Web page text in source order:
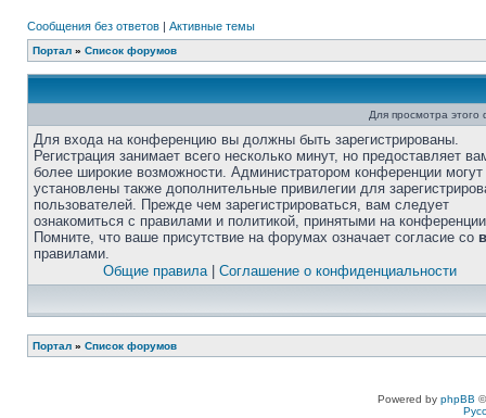
Сообщения без ответов | Активные темы
Портал » Список форумов
Для просмотра
Для входа на конференцию вы должны быть зарегистрированы.
Регистрация занимает всего несколько минут, но предоставляет
более широкие возможности. Администратором конференции
установлены также дополнительные привилегии для
пользователей. Прежде чем зарегистрироваться, вам следует
ознакомиться с правилами и политикой, принятыми на
Помните, что ваше присутствие на форумах означает согласие со
правилами.
Общие правила| Соглашение о конфиденциальности
Портал » Список форумов
Powered by phpBB